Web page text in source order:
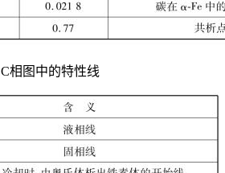
C相图中的特性线